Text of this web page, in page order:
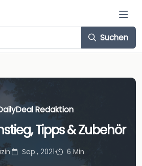
Suchen
Redaktion
Tipps & Zubehör
· Sep., 2021· 6 Min